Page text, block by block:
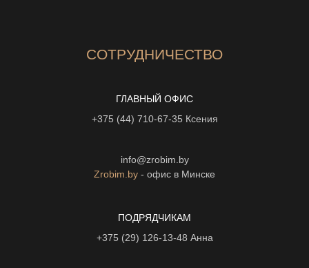
СОТРУДНИЧЕСТВО
ГЛАВНЫЙ ОФИС
+375 (44) 710-67-35 Ксения
info@zrobim.by
Zrobim.by - офис в Минске
ПОДРЯДЧИКАМ
+375 (29) 126-13-48 Анна